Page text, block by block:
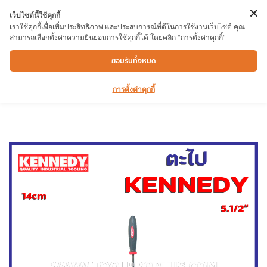
ตะไบ KEN0315200K 14cm (5.1/2″) ROUND
CUT 0 NEEDLE FILE
เว็บไซต์นี้ใช้คุกกี้
เราใช้คุกกี้เพื่อเพิ่มประสิทธิภาพ และประสบการณ์ที่ดีในการใช้งานเว็บไซต์ คุณ
สามารถเลือกตั้งค่าความยินยอมการใช้คุกกี้ได้ โดยคลิก "การตั้งค่าคุกกี้"
ยอมรับทั้งหมด
การตั้งค่าคุกกี้